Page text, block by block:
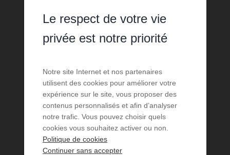
Le respect de votre vie
privée est notre priorité
Notre site Internet et nos partenaires
utilisent des cookies pour améliorer votre
expérience sur le site, vous proposer des
contenus personnalisés et afin d’analyser
notre trafic. Vous pouvez choisir quels
cookies vous souhaitez activer ou non.
Politique de cookies
Continuer sans accepter